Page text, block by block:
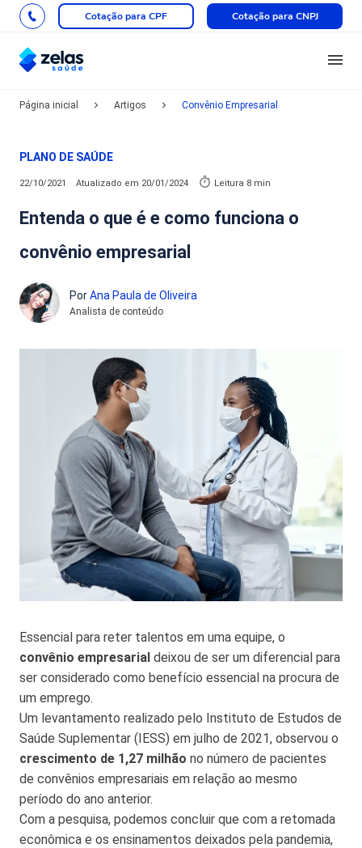
Cotação para CPF Cotação para CNPJ
Página inicial Artigos Convênio Empresarial
PLANO DE SAÚDE
22/10/2021 Atualizado em 20/01/2024 Leitura 8 min
Entenda o que é e como funciona o
convênio empresarial
PorAna Paula de Oliveira
Analista de conteúdo
Essencial para reter talentos em uma equipe, o
convênio empresarial deixou de ser um diferencial para
ser considerado como benefício essencial na procura de
um emprego.
Um levantamento realizado pelo Instituto de Estudos de
Saúde Suplementar (IESS) em julho de 2021, observou o
crescimento de 1,27 milhão no número de pacientes
de convênios empresariais em relação ao mesmo
período do ano anterior.
Com a pesquisa, podemos concluir que com a retomada
econômica e os ensinamentos deixados pela pandemia,